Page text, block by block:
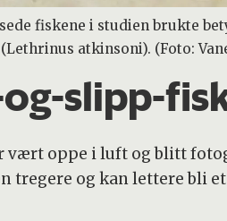
fiskene i studien brukte
atkinsoni). (Foto:
og-slipp-
vært oppe i luft og blitt
tregere og kan lettere bli